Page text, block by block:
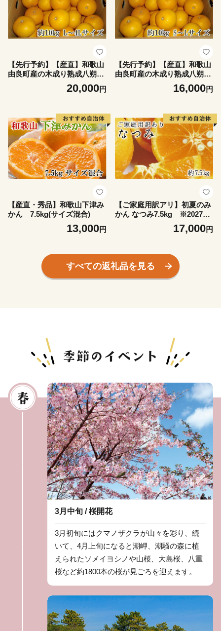
【先行予約】【産直】和歌山
由良町産の木成り熟成八朔約
10kg（L～4Lサイズをお届
け）※2027年3月中旬～2027
20,000円
【先行予約】【産直】和歌山
由良町産の木成り熟成八朔約
10kg（S～Lサイズをお届
け）※2027年3月中旬～2027
16,000円
【産直・秀品】和歌山下津み
かん 7.5kg(サイズ混合)
13,000円
【ご家庭用訳アリ】初夏のみ
かん なつみ7.5kg ※2027年
4月中旬頃～2027年4月下旬頃
に順次発送予定(お届け日指
17,000円
すべての返礼品を見る
3月中旬 / 桜開花
3月初旬にはクマノザクラが山々を彩り、続
いて、4月上旬になると潮岬、潮騒の森に植
えられたソメイヨシノや山桜、大島桜、八重
桜など約1800本の桜が見ごろを迎えます。